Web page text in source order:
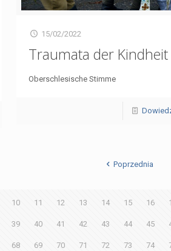
15/02/2022
Traumata der Kindheit
Oberschlesische Stimme
Poprzednia
10 11 12 13 14 15 16
39 40 41 42 43 44 45
68 69 70 71 72 73 74